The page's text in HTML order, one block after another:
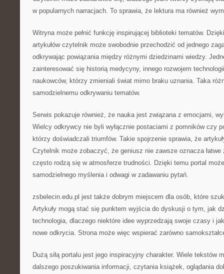
w popularnych narracjach. To sprawia, że lektura ma również
Witryna może pełnić funkcję inspirującej biblioteki tematów.
artykułów czytelnik może swobodnie przechodzić od jednego
odkrywając powiązania między różnymi dziedzinami wiedzy.
zainteresować się historią medycyny, innego rozwojem
naukowców, którzy zmieniali świat mimo braku uznania. Taka
samodzielnemu odkrywaniu tematów.
Serwis pokazuje również, że nauka jest związana z emocjami,
Wielcy odkrywcy nie byli wyłącznie postaciami z pomników czy
którzy doświadczali triumfów. Takie spojrzenie sprawia, że
Czytelnik może zobaczyć, że geniusz nie zawsze oznacza łatwe
często rodzą się w atmosferze trudności. Dzięki temu portal
samodzielnego myślenia i odwagi w zadawaniu pytań.
zsbelecin.edu.pl jest także dobrym miejscem dla osób, które
Artykuły mogą stać się punktem wyjścia do dyskusji o tym, jak
technologia, dlaczego niektóre idee wyprzedzają swoje czasy i
nowe odkrycia. Strona może więc wspierać zarówno
Dużą siłą portalu jest jego inspiracyjny charakter. Wiele tekstów
dalszego poszukiwania informacji, czytania książek, oglądania